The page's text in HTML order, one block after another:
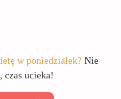
w poniedziałek? Nie
czas ucieka!